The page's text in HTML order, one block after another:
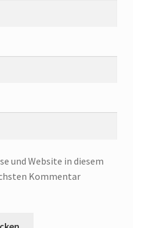
und Website in diesem
Kommentar